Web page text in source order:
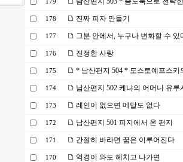
179
178 진짜 피자 만들기
177 그분 안에서, 누구나 변화할 수 있
176 진정한 사랑
175 * 남산편지 504 * 도스토예프스키
174 남산편지 502 케냐의 어머니 유루
173 레인이 없으면 메달도 없다
172 남산편지 501 피지에서 온 편지
171 간절히 바라면 꿈은 이루어진다
170 역경이 와도 헤치고 나가면